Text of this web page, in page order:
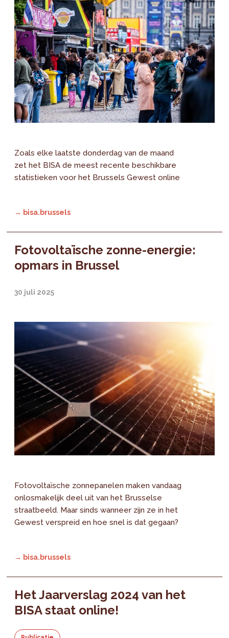
Zoals elke laatste donderdag van de maand
zet het BISA de meest recente beschikbare
statistieken voor het Brussels Gewest online
→ bisa.brussels
Fotovoltaïsche zonne-energie:
opmars in Brussel
30 juli 2025
Fotovoltaïsche zonnepanelen maken vandaag
onlosmakelijk deel uit van het Brusselse
straatbeeld. Maar sinds wanneer zijn ze in het
Gewest verspreid en hoe snel is dat gegaan?
→ bisa.brussels
Het Jaarverslag 2024 van het
BISA staat online!